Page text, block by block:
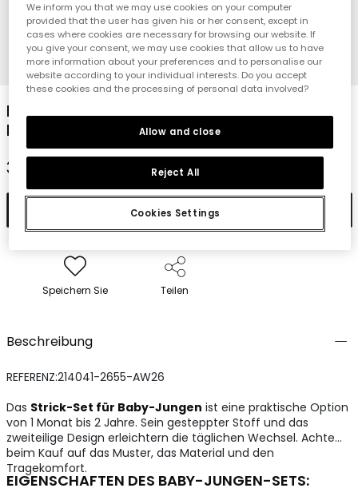
1 2 3 4 5 6 7 8
Blaues Strick-Set für Baby-Jungen mit
Eulen-Print
39,95 €
In den Warenkorb
Speichern Sie Teilen
Beschreibung
REFERENZ:214041-2655-AW26
Das Strick-Set für Baby-Jungen ist eine praktische Option
von 1 Monat bis 2 Jahre. Sein gesteppter Stoff und das
zweiteilige Design erleichtern die täglichen Wechsel. Achte
beim Kauf auf das Muster, das Material und den
Tragekomfort.
EIGENSCHAFTEN DES BABY-JUNGEN-SETS:
We inform you that we may use cookies on your computer
provided that the user has given his or her consent, except in
cases where cookies are necessary for browsing our website. If
you give your consent, we may use cookies that allow us to have
more information about your preferences and to personalise our
website according to your individual interests. Do you accept
these cookies and the processing of personal data involved?
Cookies Settings
Reject All
Allow and close